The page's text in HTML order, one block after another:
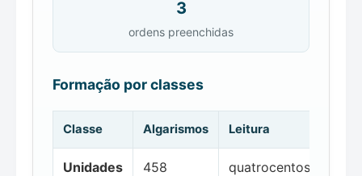
3
ordens preenchidas
Formação por classes
Classe Algarismos Leitura
Unidades
458
quatrocentos